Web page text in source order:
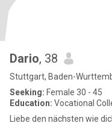
Dario, 38
Stuttgart, Baden-
Seeking: Female 30 - 45
Education: Vocational
Liebe den nächsten wie